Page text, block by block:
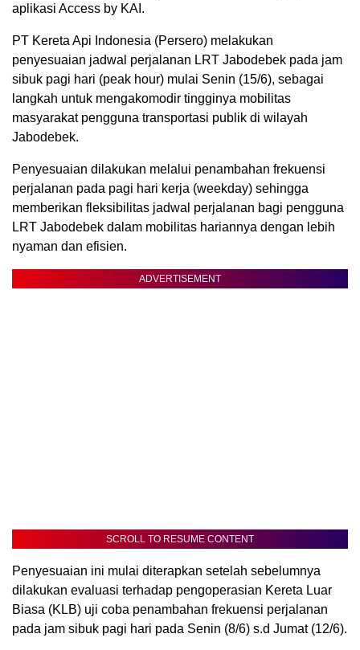
aplikasi Access by KAI.
PT Kereta Api Indonesia (Persero) melakukan
penyesuaian jadwal perjalanan LRT Jabodebek pada jam
sibuk pagi hari (peak hour) mulai Senin (15/6), sebagai
langkah untuk mengakomodir tingginya mobilitas
masyarakat pengguna transportasi publik di wilayah
Jabodebek.
Penyesuaian dilakukan melalui penambahan frekuensi
perjalanan pada pagi hari kerja (weekday) sehingga
memberikan fleksibilitas jadwal perjalanan bagi pengguna
LRT Jabodebek dalam mobilitas hariannya dengan lebih
nyaman dan efisien.
ADVERTISEMENT
SCROLL TO RESUME CONTENT
Penyesuaian ini mulai diterapkan setelah sebelumnya
dilakukan evaluasi terhadap pengoperasian Kereta Luar
Biasa (KLB) uji coba penambahan frekuensi perjalanan
pada jam sibuk pagi hari pada Senin (8/6) s.d Jumat (12/6).